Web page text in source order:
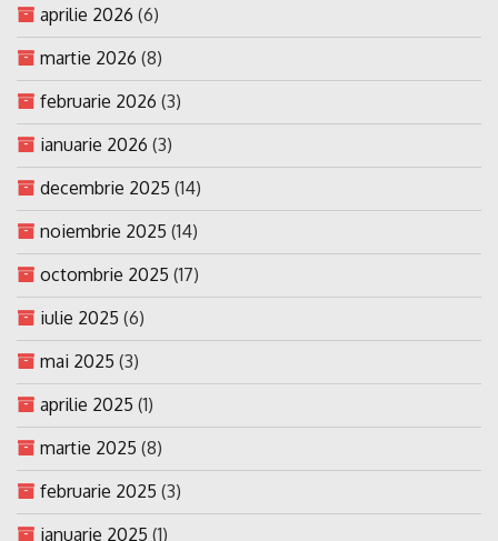
aprilie 2026 (6)
martie 2026 (8)
februarie 2026 (3)
ianuarie 2026 (3)
decembrie 2025 (14)
noiembrie 2025 (14)
octombrie 2025 (17)
iulie 2025 (6)
mai 2025 (3)
aprilie 2025 (1)
martie 2025 (8)
februarie 2025 (3)
ianuarie 2025 (1)